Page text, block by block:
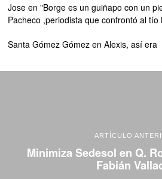
Jose en"Borge es un guiñapo con un
Pacheco ,periodista que confrontó al tío
Santa Gómez Gómez enAlexis, así era
ARTÍCULO
Minimiza Sedesol en Q.
Fabián